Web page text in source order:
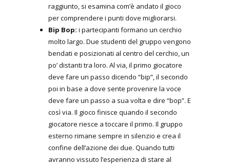
raggiunto, si esamina com’è andato il gioco
per comprendere i punti dove migliorarsi.
Bip Bop: i partecipanti formano un cerchio
molto largo. Due studenti del gruppo vengono
bendati e posizionati al centro del cerchio, un
po’ distanti tra loro. Al via, il primo giocatore
deve fare un passo dicendo “bip”, il secondo
poi in base a dove sente provenire la voce
deve fare un passo a sua volta e dire “bop”. E
così via. Il gioco finisce quando il secondo
giocatore riesce a toccare il primo. Il gruppo
esterno rimane sempre in silenzio e crea il
confine dell’azione dei due. Quando tutti
avranno vissuto l’esperienza di stare al